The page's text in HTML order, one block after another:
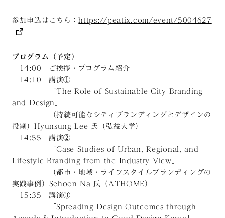
参加申込はこちら： https://peatix.com/event/5004627
プログラム（予定）
14:00 ご挨拶・プログラム紹介
14:10 講演①
「The Role of Sustainable City Branding
and Design」
（持続可能なシティブランディングとデザインの
役割）Hyunsung Lee 氏（弘益大学）
14:55 講演②
「Case Studies of Urban, Regional, and
Lifestyle Branding from the Industry View」
（都市・地域・ライフスタイルブランディングの
実践事例）Sehoon Na 氏（ATHOME）
15:35 講演③
「Spreading Design Outcomes through